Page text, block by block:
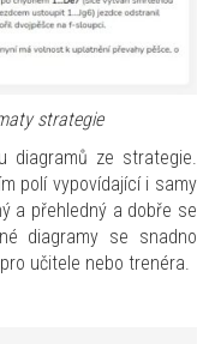
strategie
diagramů ze strategie.
polí vypovídající i samy
a přehledný a dobře se
diagramy se snadno
učitele nebo trenéra.